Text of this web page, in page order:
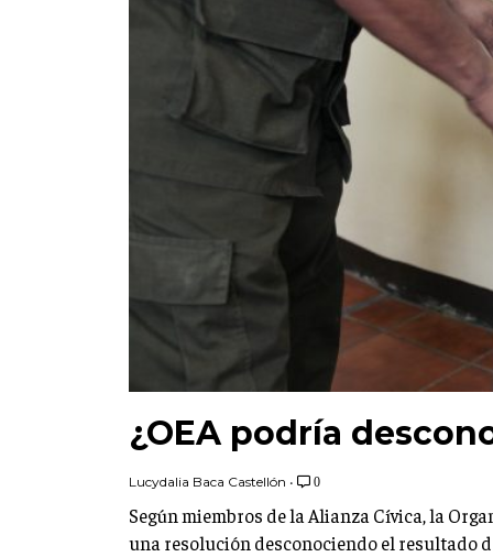
¿OEA podría
Lucydalia Baca Castellón • 0
Según miembros de la Alianza Cívica, la
una resolución desconociendo el resultado